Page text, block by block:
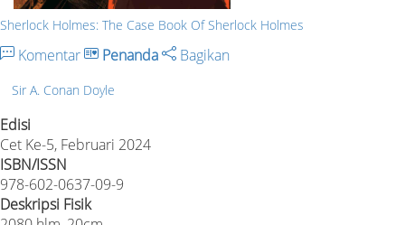
Sherlock Holmes: The Case Book Of Sherlock Holmes
Komentar Penanda Bagikan
Sir A. Conan Doyle
Edisi
Cet Ke-5, Februari 2024
ISBN/ISSN
978-602-0637-09-9
Deskripsi Fisik